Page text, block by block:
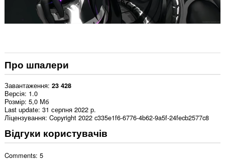
Про шпалери
Завантаження 23 428
Версія 1.0
Розмір 5,0 Мб
Last update 31 серпня 2022 р.
Ліцензування Copyright 2022 c335e1f6-6776-4b62-9a5f-24fecb2577c8
Відгуки користувачів
Comments: 5